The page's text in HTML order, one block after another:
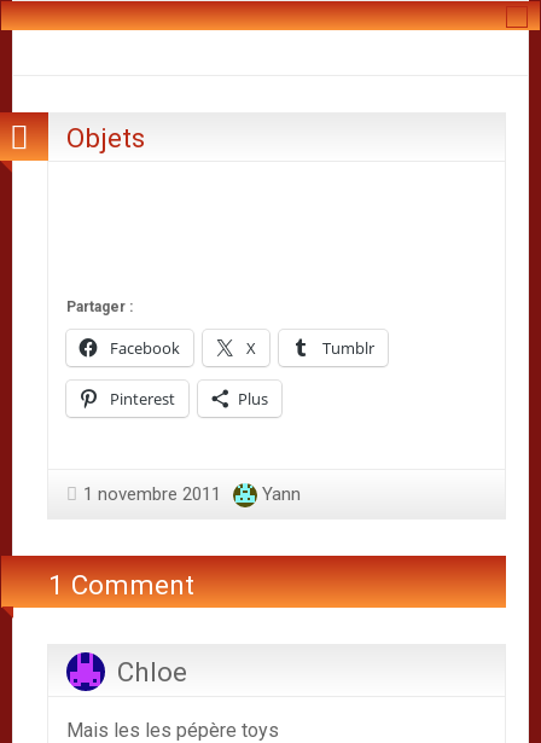
Objets
Partager :
Facebook X Tumblr
Pinterest Plus
1 novembre 2011 Yann
1 Comment
Chloe
Mais les les pépère toys